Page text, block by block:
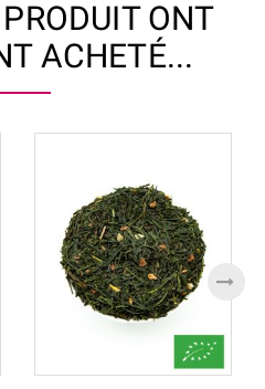
ONT
ACHETÉ...